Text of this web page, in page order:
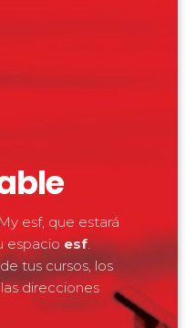
esf, que estará
espacioesf.
tus cursos, los
direcciones